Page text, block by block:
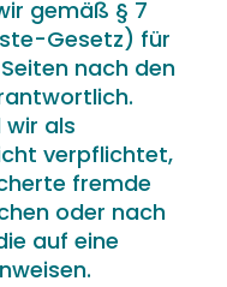
gemäß § 7
Gesetz) für
nach den
wir als
verpflichtet,
fremde
oder nach
auf eine